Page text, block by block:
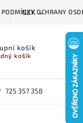
PODMÍNKY OCHRANY
CZK
košík
košík
DĚTSKÁ VÝŽIVA
725 357 358